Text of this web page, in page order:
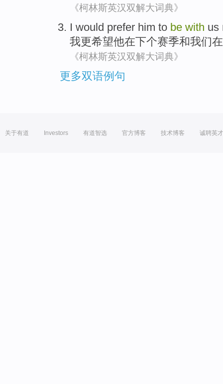
《柯林斯英汉双解大词典》
I would prefer him to be with us
我更希望他在下个赛季和我们
《柯林斯英汉双解大词典》
更多双语例句
关于有道 Investors 有道智选 官方博客 技术博客 诚聘英才